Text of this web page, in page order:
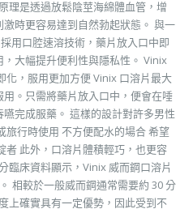
理是透過放鬆陰莖海綿體血管，增
時更容易達到自然勃起狀態。 與一
用口腔速溶技術，藥片放入口中即
大幅提升便利性與隱私性。 Vinix
化，服用更加方便 Vinix 口溶片最大
。只需將藥片放入口中，便會在唾
完成服藥。 這樣的設計對許多男性
旅行時使用 不方便配水的場合 希望
者 此外，口溶片體積輕巧，也更容
臨床資料顯示，Vinix 威而鋼口溶片
相較於一般威而鋼通常需要約 30 分
上確實具有一定優勢，因此受到不